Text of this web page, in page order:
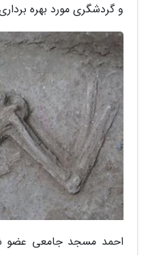
و گردشگری مورد بهره
احمد مسجد جامعی عضو